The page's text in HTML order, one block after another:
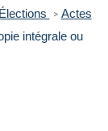
> Actes
intégrale ou